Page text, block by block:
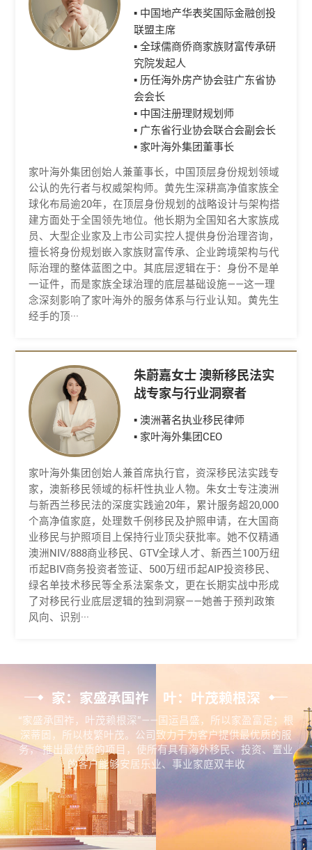
▪ 中国地产华表奖国际金融创投
联盟主席
▪ 全球儒商侨商家族财富传承研
究院发起人
▪ 历任海外房产协会驻广东省协
会会长
▪ 中国注册理财规划师
▪ 广东省行业协会联合会副会长
▪ 家叶海外集团董事长
家叶海外集团创始人兼董事长，中国顶层身份规划领域
公认的先行者与权威架构师。黄先生深耕高净值家族全
球化布局逾20年，在顶层身份规划的战略设计与架构搭
建方面处于全国领先地位。他长期为全国知名大家族成
员、大型企业家及上市公司实控人提供身份治理咨询，
擅长将身份规划嵌入家族财富传承、企业跨境架构与代
际治理的整体蓝图之中。其底层逻辑在于：身份不是单
一证件，而是家族全球治理的底层基础设施——这一理
念深刻影响了家叶海外的服务体系与行业认知。黄先生
经手的顶···
朱蔚嘉女士 澳新移民法实
战专家与行业洞察者
▪ 澳洲著名执业移民律师
▪ 家叶海外集团CEO
家叶海外集团创始人兼首席执行官，资深移民法实践专
家，澳新移民领域的标杆性执业人物。朱女士专注澳洲
与新西兰移民法的深度实践逾20年，累计服务超20,000
个高净值家庭，处理数千例移民及护照申请，在大国商
业移民与护照项目上保持行业顶尖获批率。她不仅精通
澳洲NIV/888商业移民、GTV全球人才、新西兰100万纽
币起BIV商务投资者签证、500万纽币起AIP投资移民、
绿名单技术移民等全系法案条文，更在长期实战中形成
了对移民行业底层逻辑的独到洞察——她善于预判政策
风向、识别···
家：家盛承国祚 叶：叶茂赖根深
“家盛承国祚，叶茂赖根深”——国运昌盛，所以家盈富足；根
深蒂固，所以枝繁叶茂。公司致力于为客户提供最优质的服
务， 推出最优质的项目，使所有具有海外移民、投资、置业
的客户能够安居乐业、事业家庭双丰收